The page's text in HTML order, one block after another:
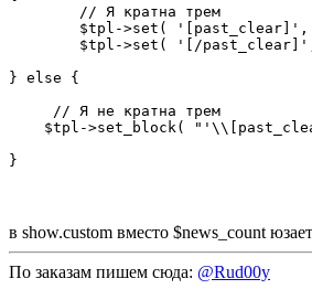
        // Я кратна трем
} else {
     // Я не кратна трем
$tpl->set_block(
}
в show.custom вместо $news_count
По заказам пишем сюда: @Rud00y